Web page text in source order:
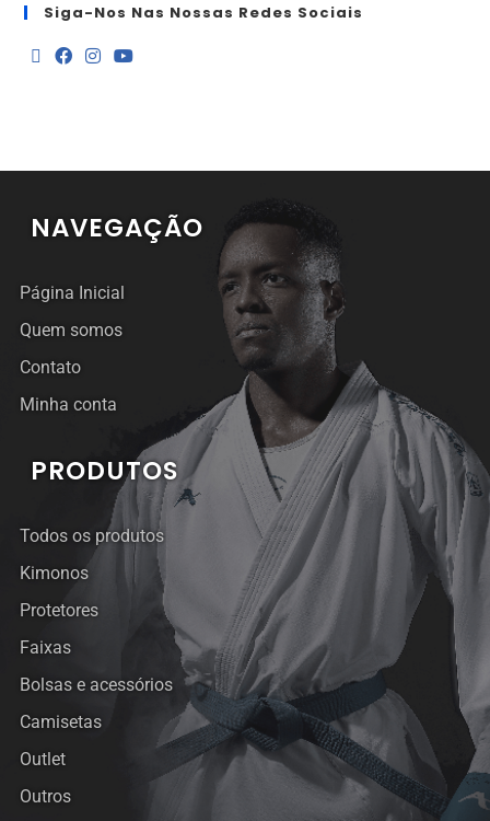
Siga-Nos Nas Nossas Redes Sociais
NAVEGAÇÃO
Página Inicial
Quem somos
Contato
Minha conta
PRODUTOS
Todos os produtos
Kimonos
Protetores
Faixas
Bolsas e acessórios
Camisetas
Outlet
Outros